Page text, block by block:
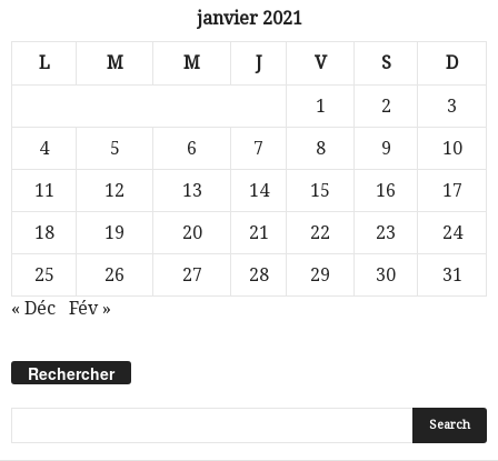
janvier 2021
L M M J V S D
1 2
3
4
5 6 7 8 9
10
11
12 13 14 15 16
17
18
19 20 21 22 23
24
25
26 27 28 29 30
31
« Déc
Fév »
Rechercher